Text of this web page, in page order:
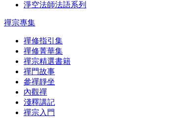
淨空法師法語系列
禪宗專集
禪修指引集
禪修菁華集
禪宗精選書籍
禪門故事
參禪靜坐
內觀禪
淺釋講記
禪宗入門